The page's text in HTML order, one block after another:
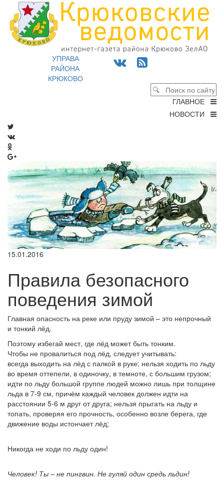
УПРАВА
РАЙОНА
КРЮКОВО
ГЛАВНОЕ
НОВОСТИ
15.01.2016
Правила безопасного
поведения зимой
Главная опасность на реке или пруду зимой – это непрочный
и тонкий лёд.
Поэтому избегай мест, где лёд может быть тонким.
Чтобы не провалиться под лёд, следует учитывать:
всегда выходить на лёд с палкой в руке; нельзя ходить по льду
во время оттепели, в одиночку, в темноте, с большим грузом;
идти по льду большой группе людей можно лишь при толщине
льда в 7-9 см, причём каждый человек должен идти на
расстоянии 5-6 м друг от друга; нельзя прыгать на льду и
топать, проверяя его прочность, особенно возле берега, где
движение воды истончает лёд;
Никогда не ходи по льду один!
Человек! Ты – не пингвин. Не гуляй один средь льдин!